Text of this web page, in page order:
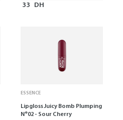
33 DH
ESSENCE
Lipgloss Juicy Bomb Plumping
N°02 - Sour Cherry